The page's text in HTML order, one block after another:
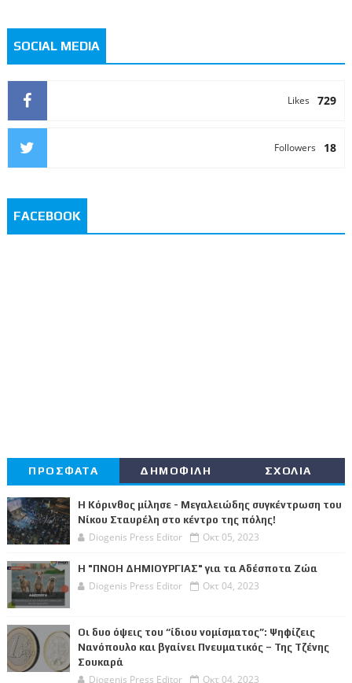
SOCIAL MEDIA
729
Likes
18
Followers
FACEBOOK
ΠΡΟΣΦΑΤΑ ΔΗΜΟΦΙΛΗ ΣΧΟΛΙΑ
Η Κόρινθος μίλησε - Μεγαλειώδης συγκέντρωση του
Νίκου Σταυρέλη στο κέντρο της πόλης!
Diogenis Press Editor Οκτ 05, 2023
Η "ΠΝΟΗ ΔΗΜΙΟΥΡΓΙΑΣ" για τα Αδέσποτα Ζώα
Diogenis Press Editor Οκτ 04, 2023
Οι δυο όψεις του “ίδιου νομίσματος”: Ψηφίζεις
Νανόπουλο και βγαίνει Πνευματικός – Της Τζένης
Σουκαρά
Diogenis Press Editor Οκτ 04, 2023